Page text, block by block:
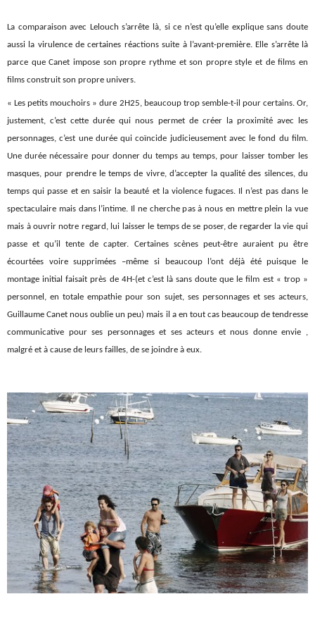
La comparaison avec Lelouch s’arrête là, si ce n’est qu’elle explique sans doute
aussi la virulence de certaines réactions suite à l’avant-première. Elle s’arrête là
parce que Canet impose son propre rythme et son propre style et de films en
films construit son propre univers.
« Les petits mouchoirs » dure 2H25, beaucoup trop semble-t-il pour certains. Or,
justement, c’est cette durée qui nous permet de créer la proximité avec les
personnages, c’est une durée qui coïncide judicieusement avec le fond du film.
Une durée nécessaire pour donner du temps au temps, pour laisser tomber les
masques, pour prendre le temps de vivre, d’accepter la qualité des silences, du
temps qui passe et en saisir la beauté et la violence fugaces. Il n’est pas dans le
spectaculaire mais dans l’intime. Il ne cherche pas à nous en mettre plein la vue
mais à ouvrir notre regard, lui laisser le temps de se poser, de regarder la vie qui
passe et qu’il tente de capter. Certaines scènes peut-être auraient pu être
écourtées voire supprimées –même si beaucoup l’ont déjà été puisque le
montage initial faisait près de 4H-(et c’est là sans doute que le film est « trop »
personnel, en totale empathie pour son sujet, ses personnages et ses acteurs,
Guillaume Canet nous oublie un peu) mais il a en tout cas beaucoup de tendresse
communicative pour ses personnages et ses acteurs et nous donne envie ,
malgré et à cause de leurs failles, de se joindre à eux.